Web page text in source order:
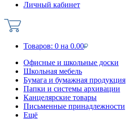
Личный кабинет
Товаров: 0 на 0.00
Офисные и школьные доски
Школьная мебель
Бумага и бумажная продукция
Папки и системы архивации
Канцелярские товары
Письменные принадлежности
Ещё